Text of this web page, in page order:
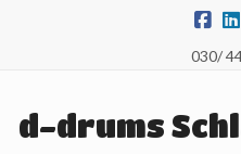
030/
d-drums